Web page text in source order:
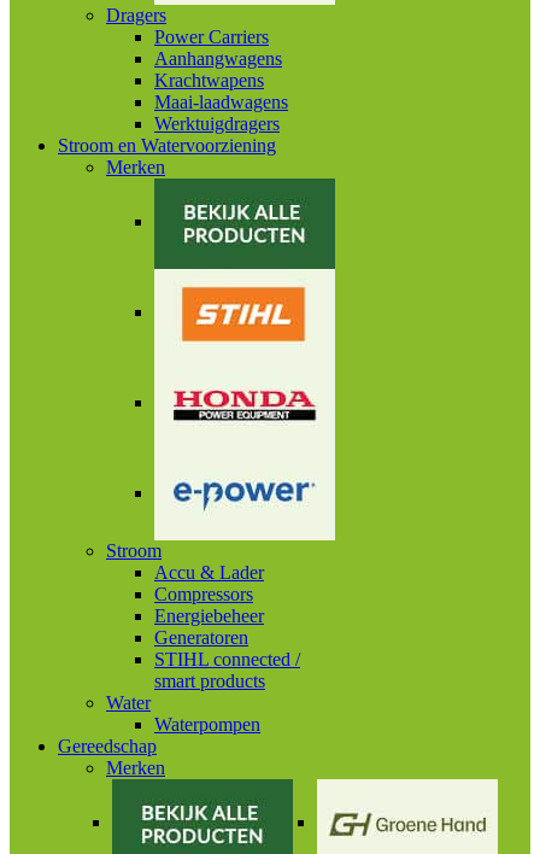
Dragers
Power Carriers
Aanhangwagens
Krachtwapens
Maai-laadwagens
Werktuigdragers
Stroom en Watervoorziening
Merken
Stroom
Accu & Lader
Compressors
Energiebeheer
Generatoren
STIHL connected /
smart products
Water
Waterpompen
Gereedschap
Merken